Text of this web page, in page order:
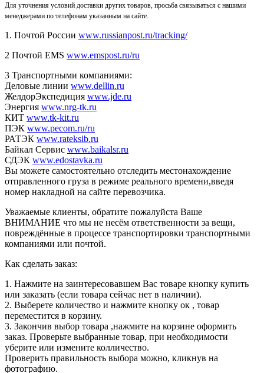
Для уточнения условий доставки других товаров, просьба связываться с нашими
менеджерами по телефонам указанным на сайте.
1. Почтой России www.russianpost.ru/tracking/
2 Почтой EMS www.emspost.ru/ru
3 Транспортными компаниями:
Деловые линии www.dellin.ru
ЖелдорЭкспедиция www.jde.ru
Энергия www.nrg-tk.ru
КИТ www.tk-kit.ru
ПЭК www.pecom.ru/ru
РАТЭК www.rateksib.ru
Байкал Сервис www.baikalsr.ru
СДЭК www.edostavka.ru
Вы можете самостоятельно отследить местонахождение
отправленного груза в режиме реального времени,введя
номер накладной на сайте перевозчика.
Уважаемые клиенты, обратите пожалуйста Ваше
ВНИМАНИЕ что мы не несём ответственности за вещи,
повреждённые в процессе транспортировки транспортными
компаниями или почтой.
Как сделать заказ:
1. Нажмите на заинтересовавшем Вас товаре кнопку купить
или заказать (если товара сейчас нет в наличии).
2. Выберете количество и нажмите кнопку ок , товар
переместится в корзину.
3. Закончив выбор товара ,нажмите на корзине оформить
заказ. Проверьте выбранные товар, при необходимости
уберите или измените колличество.
Проверить правильность выбора можно, кликнув на
фотографию.